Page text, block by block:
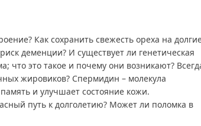
Как сохранить свежесть ореха на
деменции? И существует ли генетическая
что это такое и почему они возникают?
жировиков? Спермидин – молекула
и улучшает состояние кожи.
путь к долголетию? Может ли поломка в